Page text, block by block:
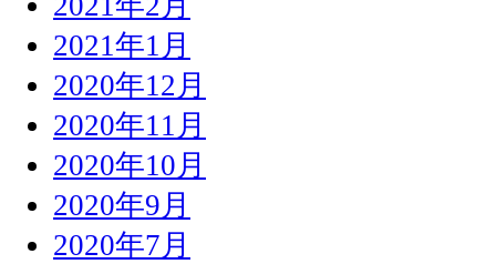
2021年1月
2020年12月
2020年11月
2020年10月
2020年9月
2020年7月